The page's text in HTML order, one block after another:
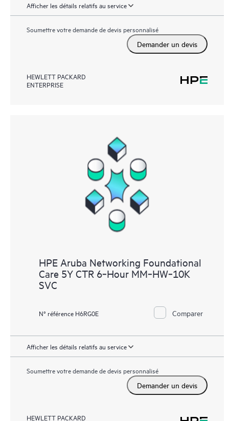
Afficher les détails relatifs au service
Soumettre votre demande de devis personnalisé
Demander un devis
HEWLETT PACKARD
ENTERPRISE
HPE Aruba Networking Foundational
Care 5Y CTR 6‑Hour MM‑HW‑10K
SVC
N° référence H6RG0E Comparer
Afficher les détails relatifs au service
Soumettre votre demande de devis personnalisé
Demander un devis
HEWLETT PACKARD